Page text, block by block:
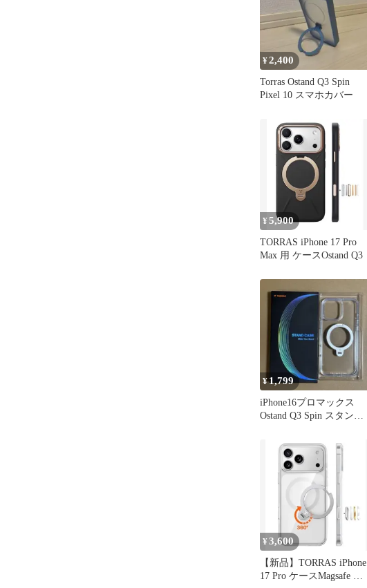
¥2,400
Torras Ostand Q3 Spin
Pixel 10 スマホカバー
¥ 5,900
TORRAS iPhone 17 Pro
Max 用 ケースOstand Q3
¥1,799
iPhone16プロマックス
Ostand Q3 Spin スタンド
¥ 3,600
【新品】TORRAS iPhone
17 Pro ケースMagsafe ク